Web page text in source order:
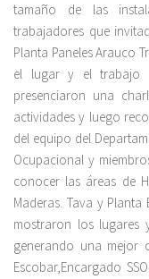
tamaño de las
trabajadores que
Planta Paneles Arauco
el lugar y el trabajo
presenciaron una
actividades y luego
del equipo del
Ocupacional y
conocer las áreas de
Maderas. Tava y
mostraron los lugares
generando una mejor
Escobar,Encargado